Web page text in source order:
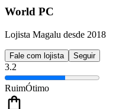
World PC
Lojista Magalu desde 2018
Fale com lojista Seguir
3.2
RuimÓtimo